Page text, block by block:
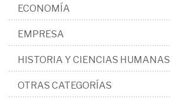
ECONOMÍA
EMPRESA
HISTORIA Y CIENCIAS HUMANAS
OTRAS CATEGORÍAS